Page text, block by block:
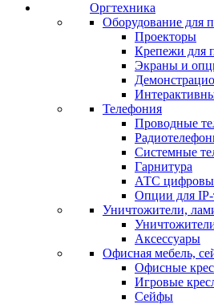
Оргтехника
Оборудование для
Проекторы
Крепежи для
Экраны и
Телефония
Проводные
Системные
Гарнитура
АТС
Опции для
Уничтожители,
Аксессуары
Офисная мебель,
Офисные
Игровые
Сейфы